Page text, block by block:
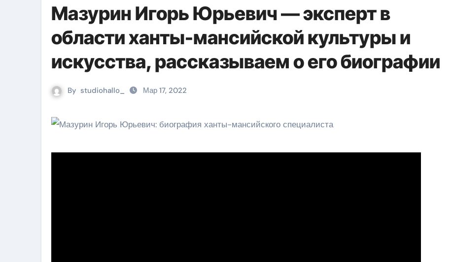
Мазурин Игорь Юрьевич — эксперт в
области ханты-мансийской культуры и
искусства, рассказываем о его биографии
By studiohallo_ Мар 17, 2022